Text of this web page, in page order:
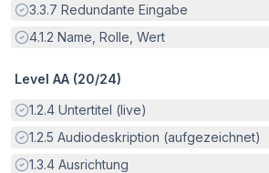
Erfüllt:
3.3.7 Redundante Eingabe
Erfüllt:
4.1.2 Name, Rolle, Wert
Level AA (20/24)
Erfüllt:
1.2.4 Untertitel (live)
Erfüllt:
1.2.5 Audiodeskription (aufgezeichnet)
Erfüllt:
1.3.4 Ausrichtung